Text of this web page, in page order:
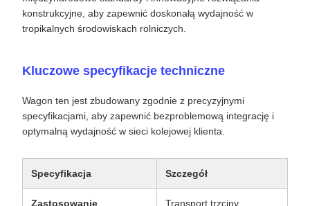
konstrukcyjne, aby zapewnić doskonałą wydajność w
tropikalnych środowiskach rolniczych.
Kluczowe specyfikacje techniczne
Wagon ten jest zbudowany zgodnie z precyzyjnymi
specyfikacjami, aby zapewnić bezproblemową integrację i
optymalną wydajność w sieci kolejowej klienta.
Specyfikacja Szczegół
Zastosowanie
Transport trzciny